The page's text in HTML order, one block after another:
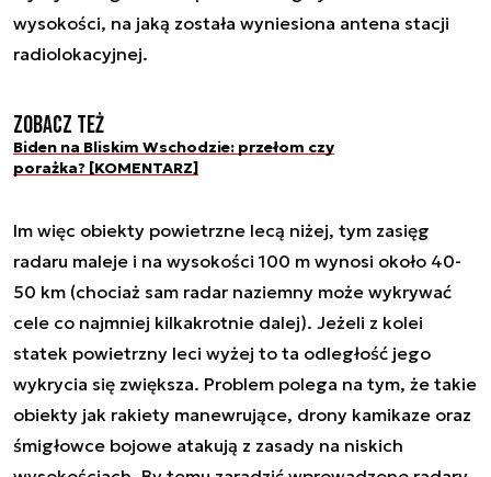
wysokości, na jaką została wyniesiona antena stacji
radiolokacyjnej.
Zobacz też
Biden na Bliskim Wschodzie: przełom czy
porażka? [KOMENTARZ]
Im więc obiekty powietrzne lecą niżej, tym zasięg
radaru maleje i na wysokości 100 m wynosi około 40-
50 km (chociaż sam radar naziemny może wykrywać
cele co najmniej kilkakrotnie dalej). Jeżeli z kolei
statek powietrzny leci wyżej to ta odległość jego
wykrycia się zwiększa. Problem polega na tym, że takie
obiekty jak rakiety manewrujące, drony kamikaze oraz
śmigłowce bojowe atakują z zasady na niskich